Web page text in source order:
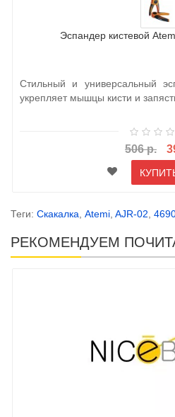
Эспандер кистевой
Стильный и универсальный
укрепляет мышцы кисти и
506 р.
Теги: Скакалка, Atemi, AJR-02,
РЕКОМЕНДУЕМ